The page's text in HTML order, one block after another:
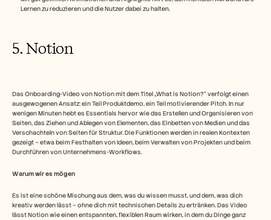
Lernen zu reduzieren und die Nutzer dabei zu halten.
5. Notion
Das Onboarding-Video von Notion mit dem Titel „What is Notion?“ verfolgt einen
ausgewogenen Ansatz: ein Teil Produktdemo, ein Teil motivierender Pitch. In nur
wenigen Minuten hebt es Essentials hervor wie das Erstellen und Organisieren von
Seiten, das Ziehen und Ablegen von Elementen, das Einbetten von Medien und das
Verschachteln von Seiten für Struktur. Die Funktionen werden in realen Kontexten
gezeigt – etwa beim Festhalten von Ideen, beim Verwalten von Projekten und beim
Durchführen von Unternehmens-Workflows.
Warum wir es mögen
Es ist eine schöne Mischung aus dem, was du wissen musst, und dem, was dich
kreativ werden lässt – ohne dich mit technischen Details zu ertränken. Das Video
lässt Notion wie einen entspannten, flexiblen Raum wirken, in dem du Dinge ganz